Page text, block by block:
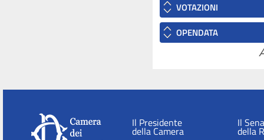
VOTAZIONI
OPENDATA
Il Presidente
della Camera
Il
della